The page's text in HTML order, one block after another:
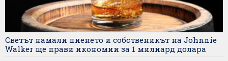
Светът намали пиенето и собственикът на Johnnie
Walker ще прави икономии за 1 милиард долара